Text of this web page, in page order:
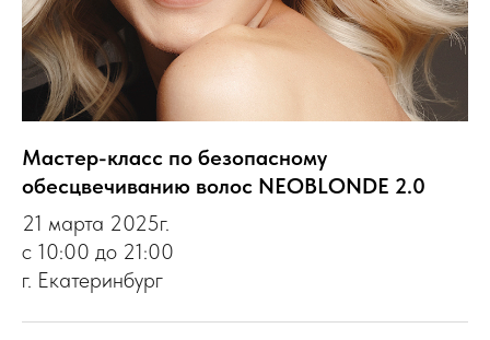
Мастер-класс по безопасному
обесцвечиванию волос NEOBLONDE 2.0
21 марта 2025г.
с 10:00 до 21:00
г. Екатеринбург